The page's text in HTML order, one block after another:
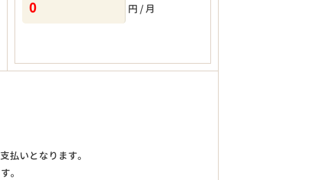
円 / 月
払いとなります。
。